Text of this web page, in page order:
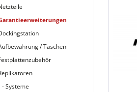
/ Taschen
- Systeme